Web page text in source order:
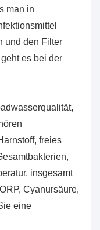
man in
und den Filter
es bei der
freies
insgesamt
Cyanursäure,
eine